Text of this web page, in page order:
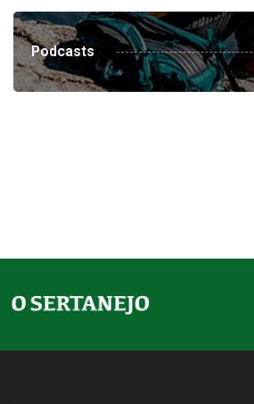
Podcasts